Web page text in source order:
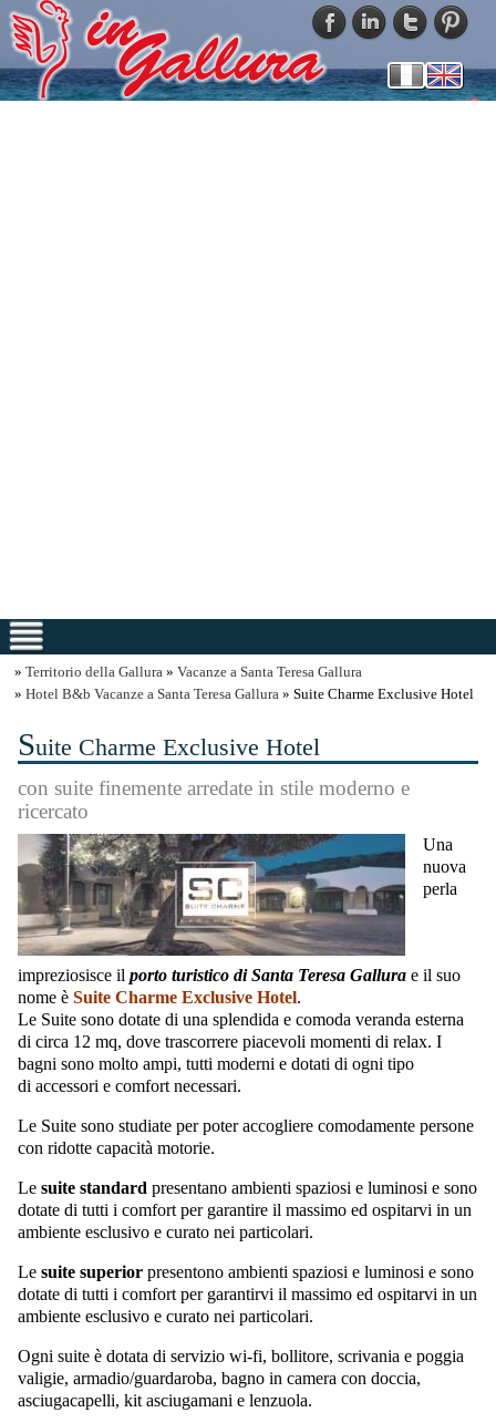
» Territorio della Gallura » Vacanze a Santa Teresa Gallura
» Hotel B&b Vacanze a Santa Teresa Gallura » Suite Charme Exclusive Hotel
Suite Charme Exclusive Hotel
con suite finemente arredate in stile moderno e
ricercato
Una
nuova
perla
impreziosisce il porto turistico di Santa Teresa Gallura e il suo
nome è Suite Charme Exclusive Hotel.
Le Suite sono dotate di una splendida e comoda veranda esterna
di circa 12 mq, dove trascorrere piacevoli momenti di relax. I
bagni sono molto ampi, tutti moderni e dotati di ogni tipo
di accessori e comfort necessari.
Le Suite sono studiate per poter accogliere comodamente persone
con ridotte capacità motorie.
Le suite standard presentano ambienti spaziosi e luminosi e sono
dotate di tutti i comfort per garantire il massimo ed ospitarvi in un
ambiente esclusivo e curato nei particolari.
Le suite superior presentono ambienti spaziosi e luminosi e sono
dotate di tutti i comfort per garantirvi il massimo ed ospitarvi in un
ambiente esclusivo e curato nei particolari.
Ogni suite è dotata di servizio wi-fi, bollitore, scrivania e poggia
valigie, armadio/guardaroba, bagno in camera con doccia,
asciugacapelli, kit asciugamani e lenzuola.